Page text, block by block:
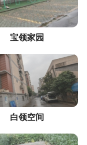
宝领家园
白领空间